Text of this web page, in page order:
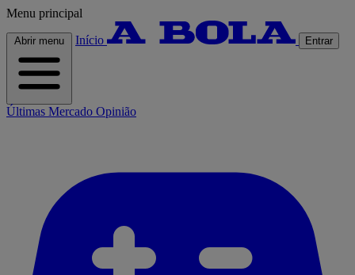
Menu principal
Abrir menu Início Entrar
Últimas Mercado Opinião